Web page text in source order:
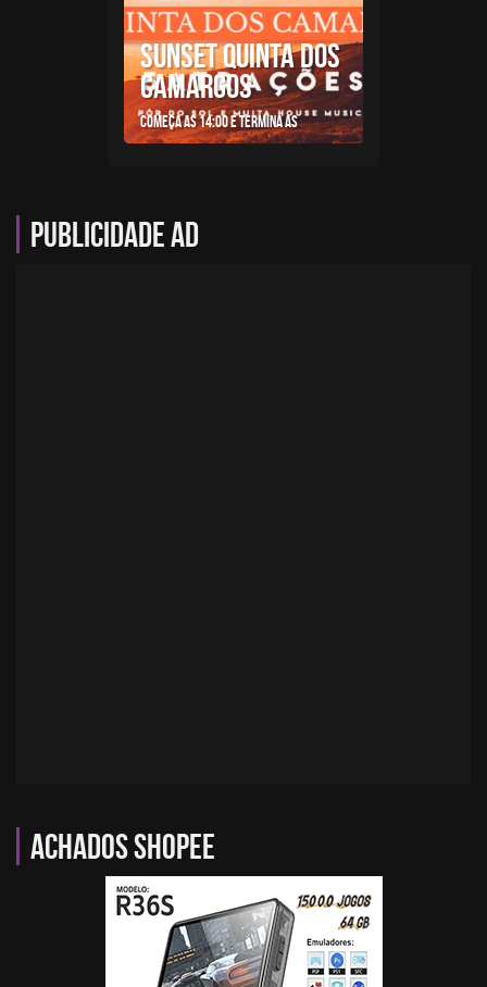
SUNSET QUINTA DOS
CAMARGOS
Começa as 14:00 e termina as
Publicidade AD
Achados Shopee